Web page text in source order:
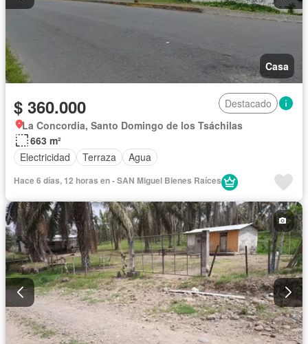
Casa
$ 360.000
Destacado
La Concordia, Santo Domingo de los Tsáchilas
663 m²
Electricidad
Terraza Agua
Hace 6 días, 12 horas en - SAN Miguel Bienes Raíces